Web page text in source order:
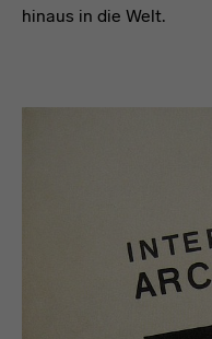
hinaus in die Welt.